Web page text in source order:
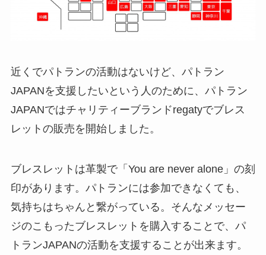
近くでパトランの活動はないけど、パトラン
JAPANを支援したいという人のために、パトラン
JAPANではチャリティーブランドregatyでブレス
レットの販売を開始しました。
ブレスレットは革製で「You are never alone」の刻
印があります。パトランには参加できなくても、
気持ちはちゃんと繋がっている。そんなメッセー
ジのこもったブレスレットを購入することで、パ
トランJAPANの活動を支援することが出来ます。